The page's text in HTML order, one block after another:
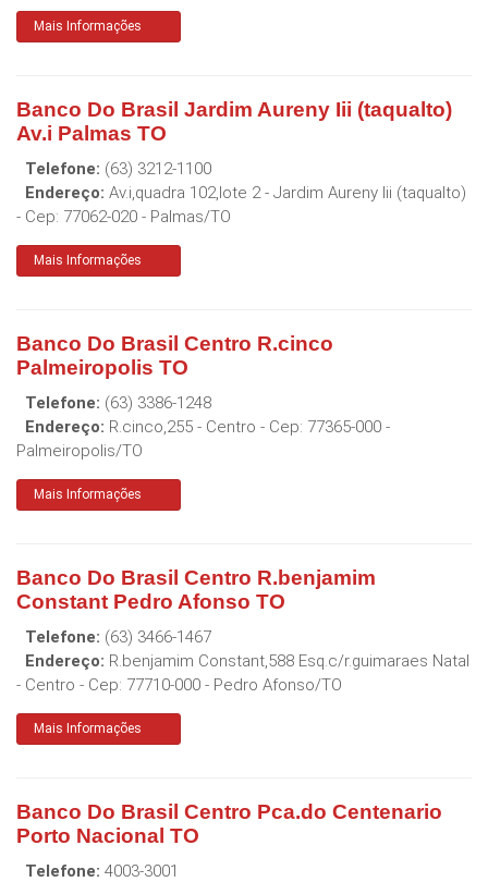
Mais Informações
Banco Do Brasil Jardim Aureny Iii (taqualto)
Av.i Palmas TO
Telefone: (63) 3212-1100
Endereço: Av.i,quadra 102,lote 2 - Jardim Aureny Iii (taqualto)
- Cep: 77062-020 - Palmas/TO
Mais Informações
Banco Do Brasil Centro R.cinco
Palmeiropolis TO
Telefone: (63) 3386-1248
Endereço: R.cinco,255 - Centro - Cep: 77365-000 -
Palmeiropolis/TO
Mais Informações
Banco Do Brasil Centro R.benjamim
Constant Pedro Afonso TO
Telefone: (63) 3466-1467
Endereço: R.benjamim Constant,588 Esq.c/r.guimaraes Natal
- Centro - Cep: 77710-000 - Pedro Afonso/TO
Mais Informações
Banco Do Brasil Centro Pca.do Centenario
Porto Nacional TO
Telefone: 4003-3001